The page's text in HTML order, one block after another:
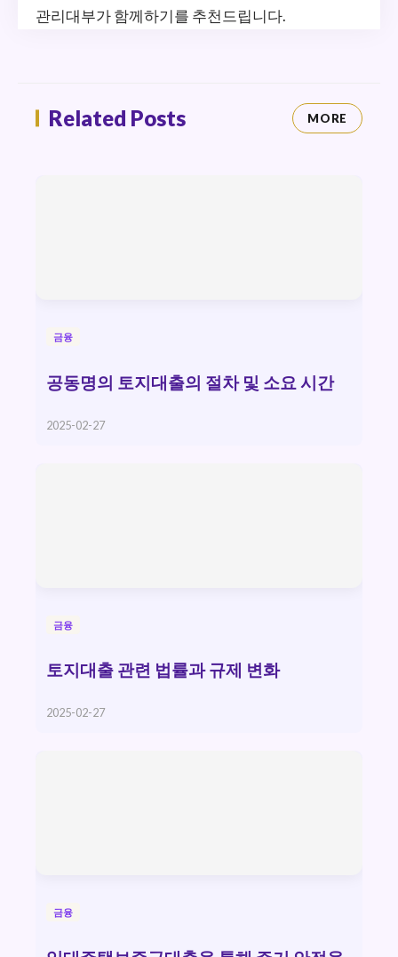
관리대부가 함께하기를 추천드립니다.
Related Posts MORE
금융
공동명의 토지대출의 절차 및 소요 시간
2025-02-27
금융
토지대출 관련 법률과 규제 변화
2025-02-27
금융